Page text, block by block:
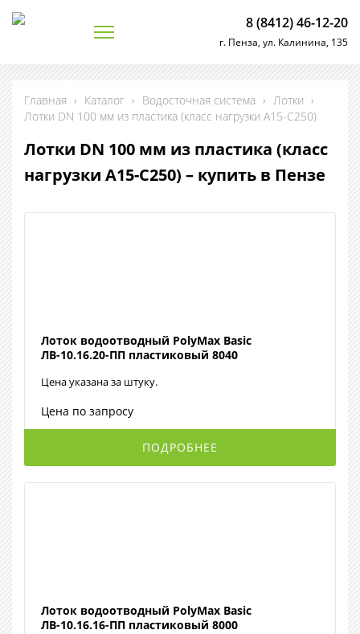
8 (8412) 46-12-20
г. Пенза, ул. Калинина, 135
Главная › Каталог › Водосточная система › Лотки ›
Лотки DN 100 мм из пластика (класс нагрузки А15-С250)
Лотки DN 100 мм из пластика (класс
нагрузки А15-С250) – купить в Пензе
Лоток водоотводный PolyMax Basic
ЛВ-10.16.20-ПП пластиковый 8040
Цена указана за штуку.
Цена по запросу
ПОДРОБНЕЕ
Лоток водоотводный PolyMax Basic
ЛВ-10.16.16-ПП пластиковый 8000